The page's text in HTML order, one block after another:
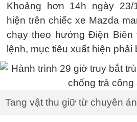
Khoảng hơn 14h ngày
hiện trên chiếc xe Mazda
chạy theo hướng Điện Biên
lệnh, mục tiêu xuất hiện phải
Tang vật thu giữ từ chuyên